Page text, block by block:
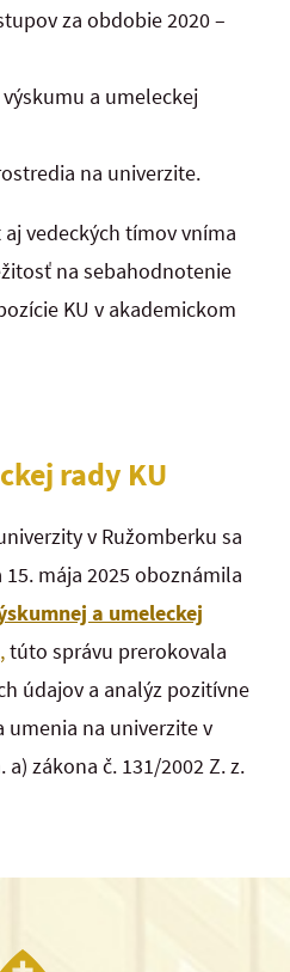
za obdobie 2020 –
a umeleckej
na univerzite.
vedeckých tímov vníma
na sebahodnotenie
KU v akademickom
rady KU
v Ružomberku sa
mája 2025 oboznámila
a umeleckej
,túto správu prerokovala
údajov a analýz pozitívne
umenia na univerzitev
zákona č. 131/2002 Z. z.